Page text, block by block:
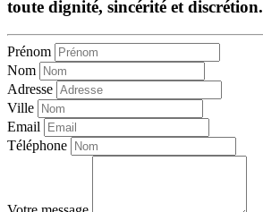
toute dignité, sincérité et discrétion.
Prénom
Nom
Adresse
Ville
Email
Téléphone